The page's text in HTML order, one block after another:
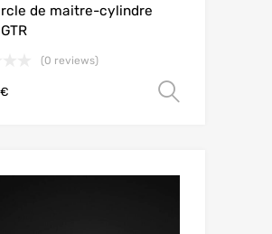
de maitre-cylindre
(0 reviews)
€